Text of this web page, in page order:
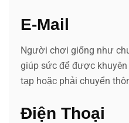
E-Mail
Người chơi giống như
giúp sức để được
tạp hoặc phải chuyển
Điện Thoại